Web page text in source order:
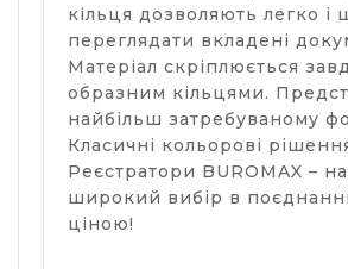
кільця дозволяють легко і
переглядати вкладені
Матеріал скріплюється
образним кільцями.
найбільш затребуваному
Класичні кольорові
Реєстратори BUROMAX –
широкий вибір в
ціною!